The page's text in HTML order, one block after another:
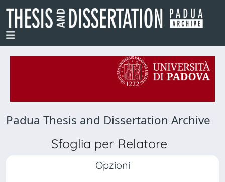
Padua Thesis and Dissertation Archive
Sfoglia per Relatore
Opzioni